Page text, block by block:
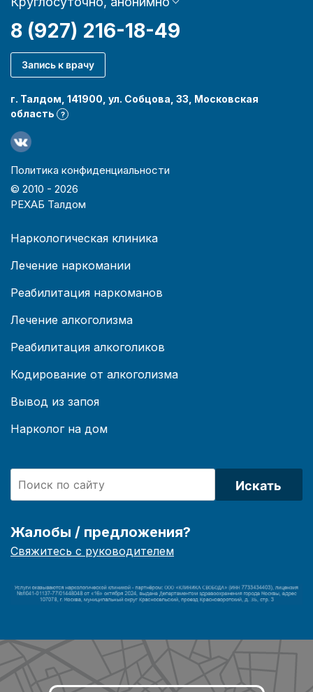
8 (927) 216-18-49
Запись к врачу
г. Талдом, 141900, ул. Собцова, 33, Московская
область
?
Политика конфиденциальности
© 2010 - 2026
РЕХАБ Талдом
Наркологическая клиника
Лечение наркомании
Реабилитация наркоманов
Лечение алкоголизма
Реабилитация алкоголиков
Кодирование от алкоголизма
Вывод из запоя
Нарколог на дом
Искать
Жалобы / предложения?
Свяжитесь с руководителем